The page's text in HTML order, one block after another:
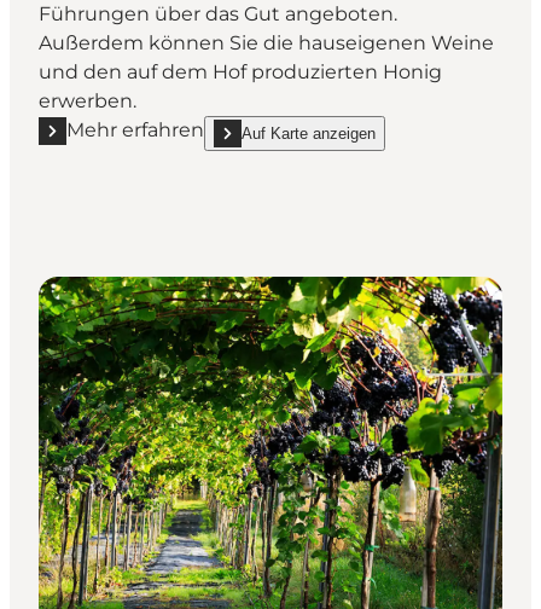
Führungen über das Gut angeboten.
Außerdem können Sie die hauseigenen Weine
und den auf dem Hof produzierten Honig
erwerben.
Mehr erfahren
Mehr erfahren "Tuemosegård"
Auf Karte anzeigen
show Tuemosegård on_map